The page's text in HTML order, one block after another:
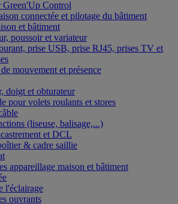
Control
connectée et pilotage du bâtiment
et bâtiment
poussoir et variateur
prise USB, prise RJ45, prises TV et
mouvement et présence
doigt et obturateur
pour volets roulants et stores
(liseuse, balisage,...)
et DCL
& cadre saillie
appareillage maison et bâtiment
l'éclairage
ouvrants